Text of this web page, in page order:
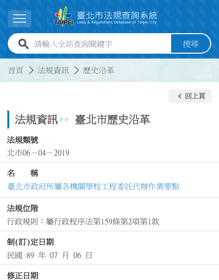
展開選單
全站查詢關鍵字欄位 搜尋
首頁 法規資訊 歷史沿革
法規資訊 臺北市歷史沿革
keyboard_arrow_left 回上頁
法規類號
北市06－04－2019
名 稱
臺北市政府所屬各機關學校工程委託代辦作業要點
法規位階
行政規則：屬行政程序法第159條第2項第1款
制(訂)定日期
民國 89 年 07 月 06 日
修正日期